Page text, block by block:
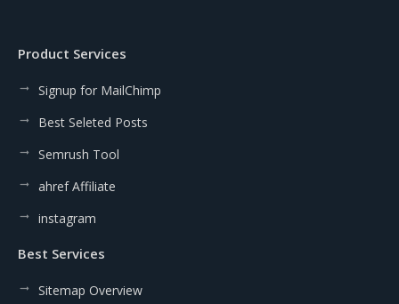
Product Services
Signup for MailChimp
Best Seleted Posts
Semrush Tool
ahref Affiliate
instagram
Best Services
Sitemap Overview